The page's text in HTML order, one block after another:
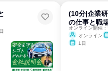
(10分|企業
の仕事と職
オンライン
1日